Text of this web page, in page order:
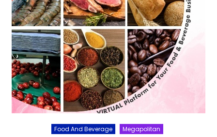
Food And Beverage Megapolitan